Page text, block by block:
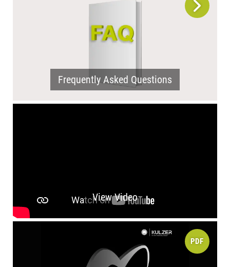
Frequently Asked Questions
View Video
PDF